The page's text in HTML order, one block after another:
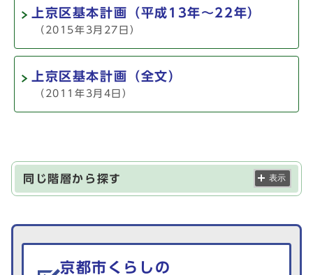
上京区基本計画（平成13年～22年）
（2015年3月27日）
上京区基本計画（全文）
（2011年3月4日）
同じ階層から探す 表示
生活情報を探す
京都市くらしの